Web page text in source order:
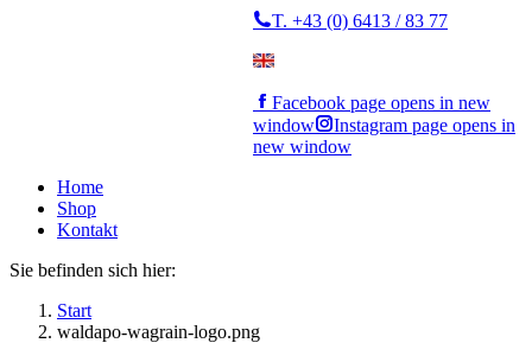
T. +43 (0) 6413 / 83 77
Facebook page opens in new
window
Instagram page opens in
new window
Home
Shop
Kontakt
Sie befinden sich hier:
Start
waldapo-wagrain-logo.png